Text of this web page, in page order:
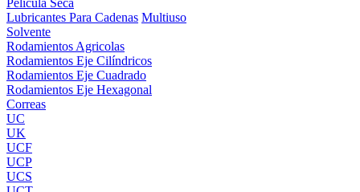
Película Seca
Lubricantes Para Cadenas Multiuso
Solvente
Rodamientos Agricolas
Rodamientos Eje Cilíndricos
Rodamientos Eje Cuadrado
Rodamientos Eje Hexagonal
Correas
UC
UK
UCF
UCP
UCS